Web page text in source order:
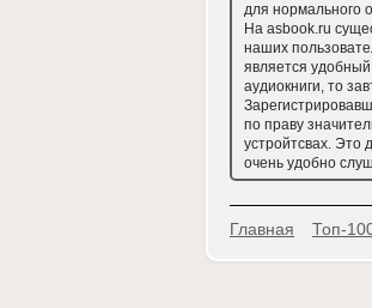
для нормального
На asbook.ru
наших
является
аудиокниги, то
по праву
устройтсвах. Это
очень удобно
Главная Топ-